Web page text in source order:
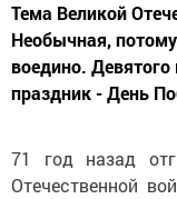
Тема Великой
Необычная,
воедино.
праздник - День
71 год назад
Отечественной